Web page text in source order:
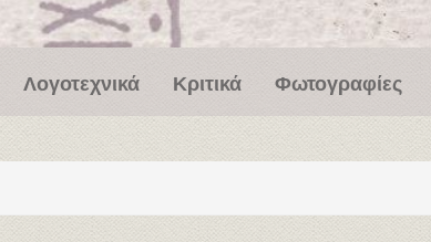
Λογοτεχνικά Κριτικά Φωτογραφίες